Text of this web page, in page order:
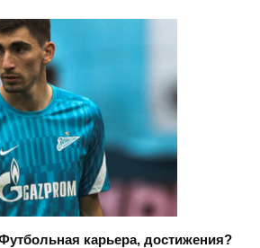
карьера, достижения?